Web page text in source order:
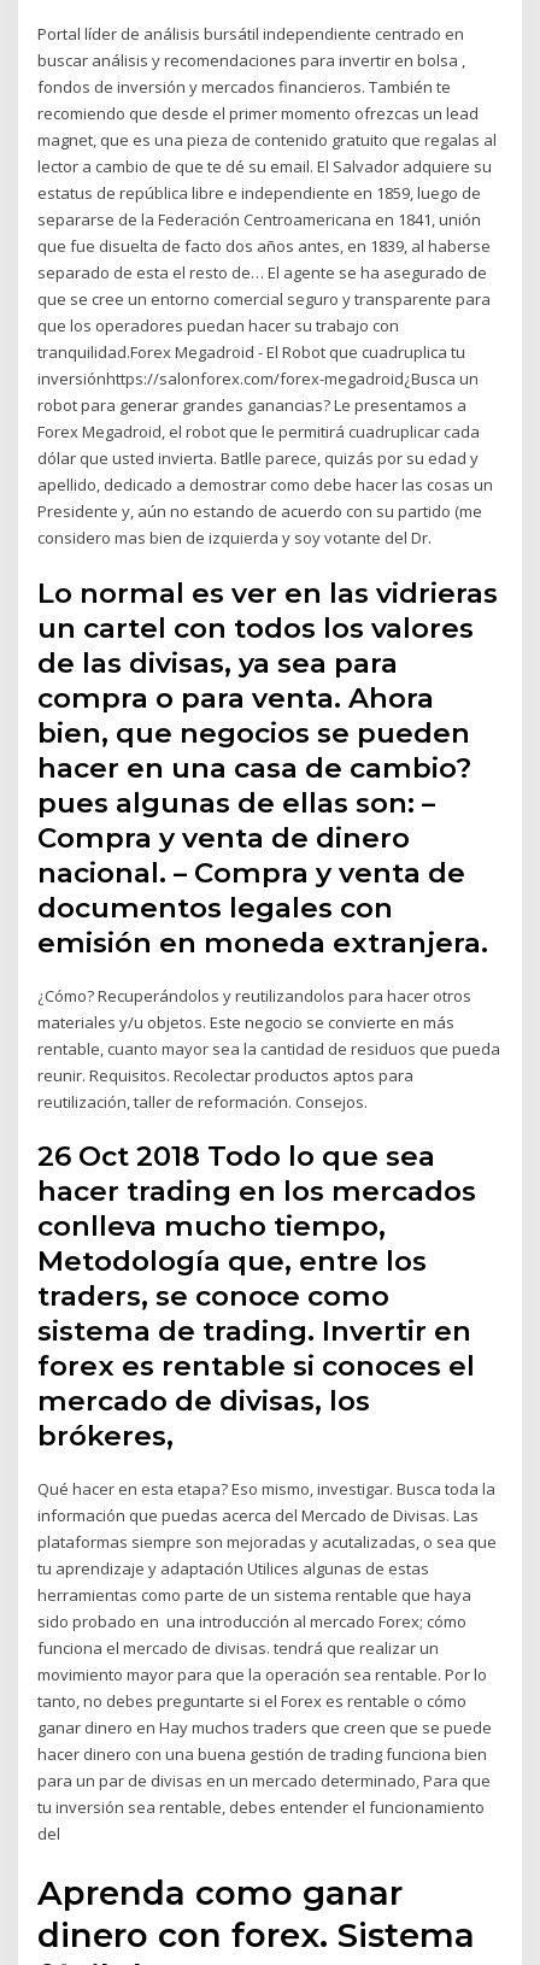
Portal líder de análisis bursátil independiente centrado en
buscar análisis y recomendaciones para invertir en bolsa ,
fondos de inversión y mercados financieros. También te
recomiendo que desde el primer momento ofrezcas un lead
magnet, que es una pieza de contenido gratuito que regalas al
lector a cambio de que te dé su email. El Salvador adquiere su
estatus de república libre e independiente en 1859, luego de
separarse de la Federación Centroamericana en 1841, unión
que fue disuelta de facto dos años antes, en 1839, al haberse
separado de esta el resto de… El agente se ha asegurado de
que se cree un entorno comercial seguro y transparente para
que los operadores puedan hacer su trabajo con
tranquilidad.Forex Megadroid - El Robot que cuadruplica tu
inversiónhttps://salonforex.com/forex-megadroid¿Busca un
robot para generar grandes ganancias? Le presentamos a
Forex Megadroid, el robot que le permitirá cuadruplicar cada
dólar que usted invierta. Batlle parece, quizás por su edad y
apellido, dedicado a demostrar como debe hacer las cosas un
Presidente y, aún no estando de acuerdo con su partido (me
considero mas bien de izquierda y soy votante del Dr.
Lo normal es ver en las vidrieras
un cartel con todos los valores
de las divisas, ya sea para
compra o para venta. Ahora
bien, que negocios se pueden
hacer en una casa de cambio?
pues algunas de ellas son: –
Compra y venta de dinero
nacional. – Compra y venta de
documentos legales con
emisión en moneda extranjera.
¿Cómo? Recuperándolos y reutilizandolos para hacer otros
materiales y/u objetos. Este negocio se convierte en más
rentable, cuanto mayor sea la cantidad de residuos que pueda
reunir. Requisitos. Recolectar productos aptos para
reutilización, taller de reformación. Consejos.
26 Oct 2018 Todo lo que sea
hacer trading en los mercados
conlleva mucho tiempo,
Metodología que, entre los
traders, se conoce como
sistema de trading. Invertir en
forex es rentable si conoces el
mercado de divisas, los
brókeres,
Qué hacer en esta etapa? Eso mismo, investigar. Busca toda la
información que puedas acerca del Mercado de Divisas. Las
plataformas siempre son mejoradas y acutalizadas, o sea que
tu aprendizaje y adaptación Utilices algunas de estas
herramientas como parte de un sistema rentable que haya
sido probado en una introducción al mercado Forex; cómo
funciona el mercado de divisas. tendrá que realizar un
movimiento mayor para que la operación sea rentable. Por lo
tanto, no debes preguntarte si el Forex es rentable o cómo
ganar dinero en Hay muchos traders que creen que se puede
hacer dinero con una buena gestión de trading funciona bien
para un par de divisas en un mercado determinado, Para que
tu inversión sea rentable, debes entender el funcionamiento
del
Aprenda como ganar
dinero con forex. Sistema